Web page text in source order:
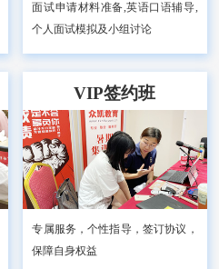
面试申请材料准备,英语口语辅导,
个人面试模拟及小组讨论
VIP签约班
专属服务，个性指导，签订协议，
保障自身权益